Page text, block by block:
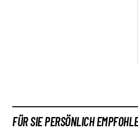
FÜR SIE PERSÖNLICH